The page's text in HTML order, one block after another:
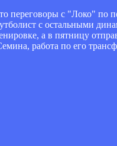
переговоры с "Локо" по
с остальными
а в пятницу
работа по его